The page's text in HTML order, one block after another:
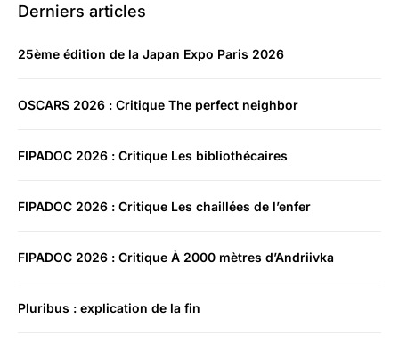
Derniers articles
25ème édition de la Japan Expo Paris 2026
OSCARS 2026 : Critique The perfect neighbor
FIPADOC 2026 : Critique Les bibliothécaires
FIPADOC 2026 : Critique Les chaillées de l’enfer
FIPADOC 2026 : Critique À 2000 mètres d’Andriivka
Pluribus : explication de la fin